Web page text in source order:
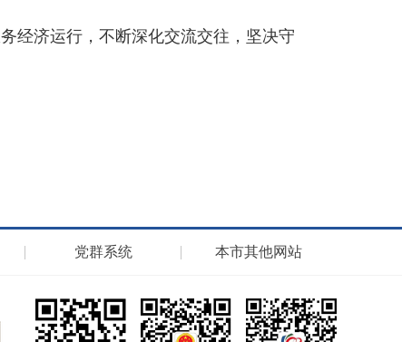
经济运行，不断深化交流交往，坚决守
党群系统 本市其他网站